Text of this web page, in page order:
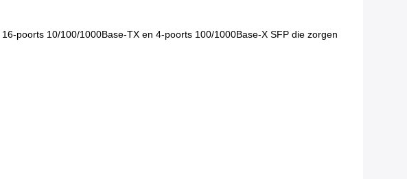
poorts 10/100/1000Base-TX en 4-poorts 100/1000Base-X SFP die zorgen